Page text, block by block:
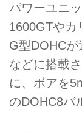
パワーユニ
1600GTやカ
G型DOHC
などに搭載
に、ボアを
のDOHC8バ